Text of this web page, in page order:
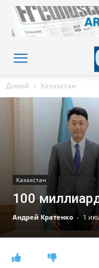
Домой Казахстан
Казахстан
100
Андрей Кратенко - 1